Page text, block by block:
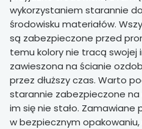
wykorzystaniem starannie
środowisku materiałów.
są zabezpieczone przed
temu kolory nie tracą swojej
zawieszona na ścianie
przez dłuższy czas. Warto
starannie zabezpieczone
im się nie stało.
w bezpiecznym